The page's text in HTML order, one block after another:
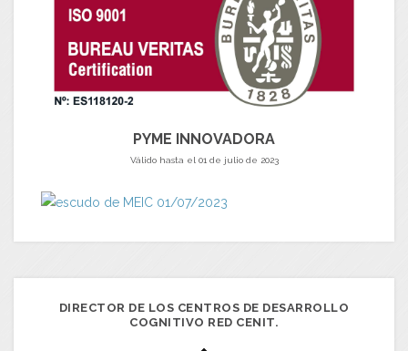
PYME INNOVADORA
Válido hasta el 01 de julio de 2023
DIRECTOR DE LOS CENTROS DE DESARROLLO
COGNITIVO RED CENIT.